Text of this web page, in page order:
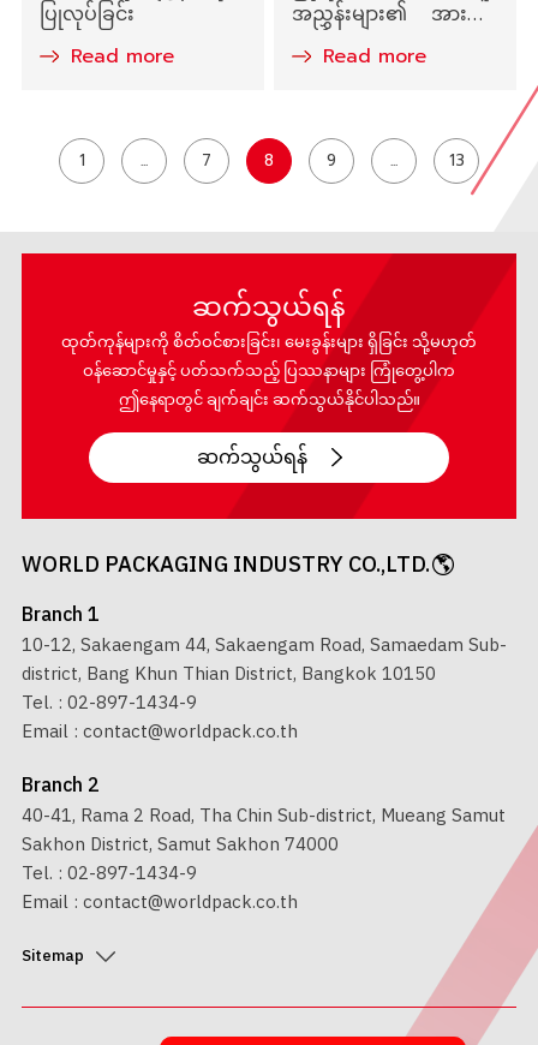
ပြုလုပ်ခြင်း
Read more
အညွှန်းများ၏ အားသာ
ချက်များRead more
1 ... 7 8 9 ... 13
ဆက်သွယ်ရန်
ထုတ်ကုန်များကို စိတ်ဝင်စားခြင်း၊ မေးခွန်းများ ရှိခြင်း သို့မဟုတ်
ဝန်ဆောင်မှုနှင့် ပတ်သက်သည့် ပြဿနာများ ကြုံတွေ့ပါက
ဤနေရာတွင် ချက်ချင်း ဆက်သွယ်နိုင်ပါသည်။
ဆက်သွယ်ရန်
WORLD PACKAGING INDUSTRY CO.,LTD.
Branch 1
10-12, Sakaengam 44, Sakaengam Road, Samaedam Sub-
district, Bang Khun Thian District, Bangkok 10150
Tel. : 02-897-1434-9
Email : contact@worldpack.co.th
Branch 2
40-41, Rama 2 Road, Tha Chin Sub-district, Mueang Samut
Sakhon District, Samut Sakhon 74000
Tel. : 02-897-1434-9
Email : contact@worldpack.co.th
Sitemap